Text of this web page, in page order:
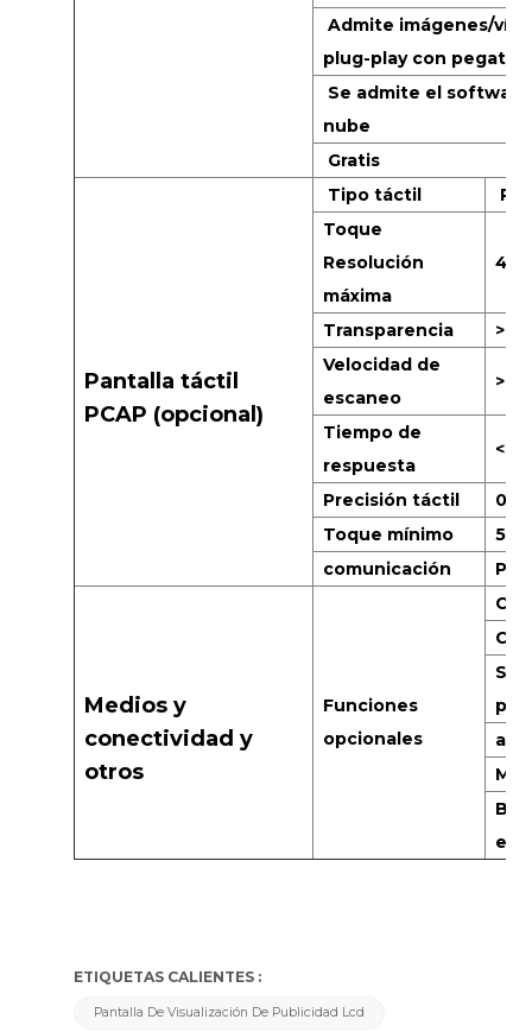
Admite imágenes/
plug-play con
Se admite el
nube
Gratis
Pantalla táctil
PCAP (opcional)
Tipo táctil
Toque
Resolución
máxima
Transparencia
>
Velocidad de
escaneo
>
Tiempo de
respuesta
<12
Precisión táctil
Toque mínimo
comunicación
Medios y
conectividad y
otros
Funciones
opcionales
ETIQUETAS CALIENTES :
Pantalla De Visualización De Publicidad Lcd